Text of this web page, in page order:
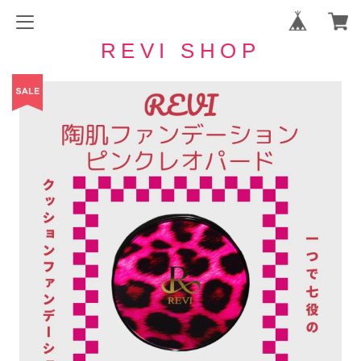
REVI SHOP